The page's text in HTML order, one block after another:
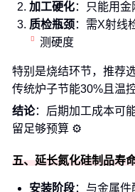
加工硬化：只能用
质检瓶颈：需X射线
测硬度
特别是烧结环节，推荐
传统炉子节能30%且温
结论：后期加工成本可
留足够预算 ⚙️
五、延长氮化硅制品寿
安装阶段：与金属